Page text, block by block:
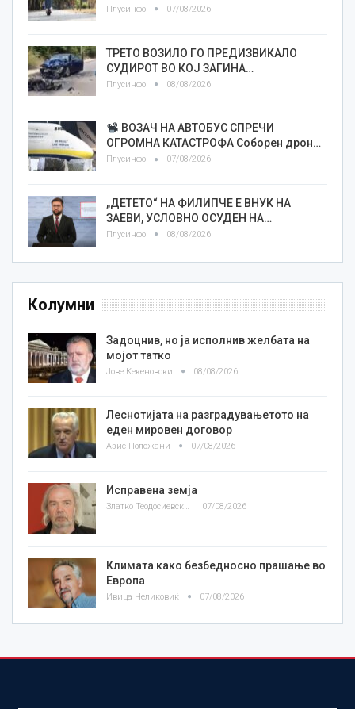
Плусинфо 07/08/2026
ТРЕТО ВОЗИЛО ГО ПРЕДИЗВИКАЛО
СУДИРОТ ВО КОЈ ЗАГИНА…
Плусинфо 08/08/2026
ВОЗАЧ НА АВТОБУС СПРЕЧИ
ОГРОМНА КАТАСТРОФА Соборен дрон…
Плусинфо 07/08/2026
„ДЕТЕТО“ НА ФИЛИПЧЕ Е ВНУК НА
ЗАЕВИ, УСЛОВНО ОСУДЕН НА…
Плусинфо 08/08/2026
Колумни
Задоцнив, но ја исполнив желбата на
мојот татко
Јове Кекеновски 08/08/2026
Леснотијата на разградувањетото на
еден мировен договор
Азис Положани 07/08/2026
Исправена земја
Златко Теодосиевски 07/08/2026
Климата како безбедносно прашање во
Европа
Ивица Челиковиќ 07/08/2026